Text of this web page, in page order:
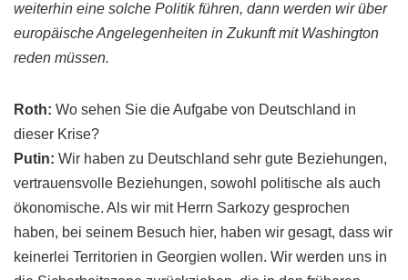
weiterhin eine solche Politik führen, dann werden wir über
europäische Angelegenheiten in Zukunft mit Washington
reden müssen.
Roth: Wo sehen Sie die Aufgabe von Deutschland in
dieser Krise?
Putin: Wir haben zu Deutschland sehr gute Beziehungen,
vertrauensvolle Beziehungen, sowohl politische als auch
ökonomische. Als wir mit Herrn Sarkozy gesprochen
haben, bei seinem Besuch hier, haben wir gesagt, dass wir
keinerlei Territorien in Georgien wollen. Wir werden uns in